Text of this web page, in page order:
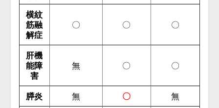
横紋
筋融
解症
〇 〇 〇
肝機
能障
害
無 〇 〇
膵炎 無 〇
無